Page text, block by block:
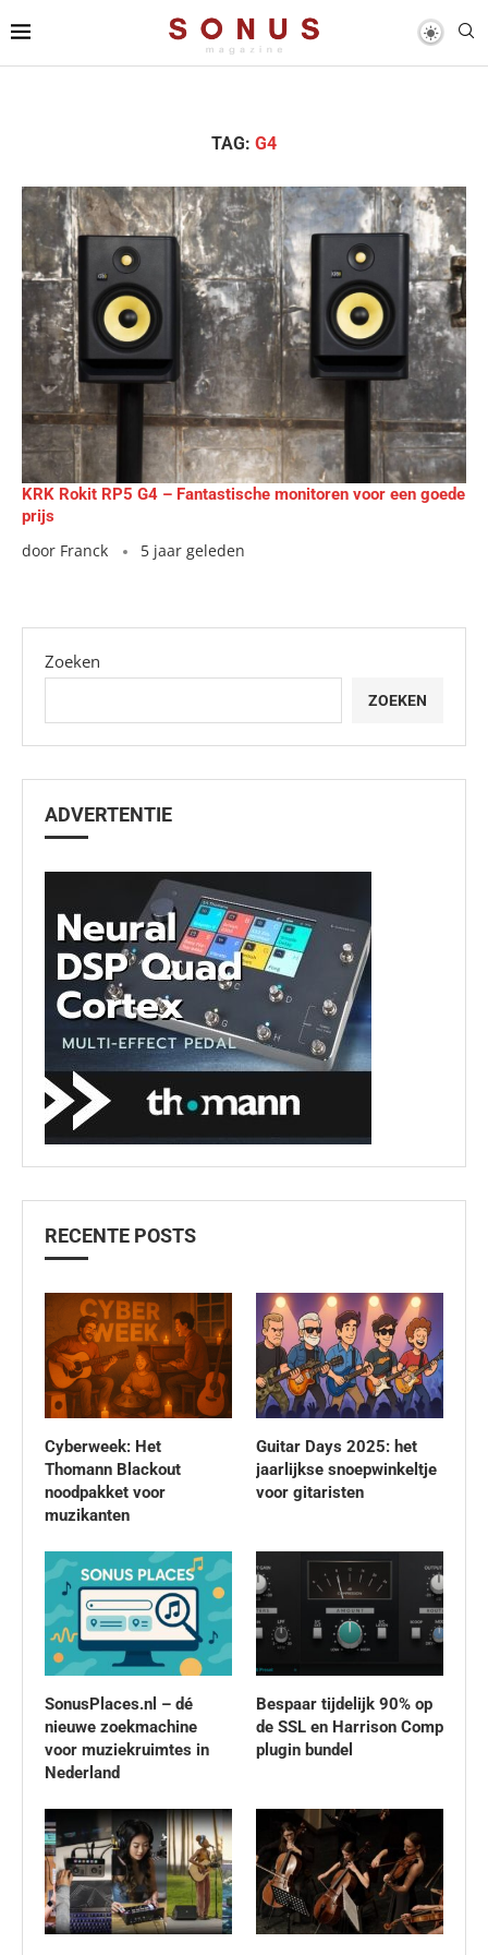
TAG: G4
KRK Rokit RP5 G4 – Fantastische monitoren voor een goede
prijs
door Franck 5 jaar geleden
Zoeken
ZOEKEN
ADVERTENTIE
RECENTE POSTS
Cyberweek: Het
Thomann Blackout
noodpakket voor
muzikanten
Guitar Days 2025: het
jaarlijkse snoepwinkeltje
voor gitaristen
SonusPlaces.nl – dé
nieuwe zoekmachine
voor muziekruimtes in
Nederland
Bespaar tijdelijk 90% op
de SSL en Harrison Comp
plugin bundel